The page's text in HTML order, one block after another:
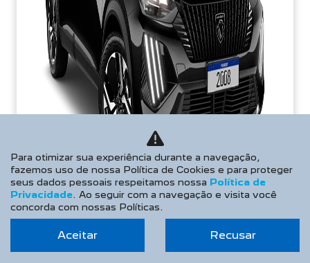
Para otimizar sua experiência durante a navegação,
fazemos uso de nossa Política de Cookies e para proteger
seus dados pessoais respeitamos nossa Política de
Privacidade. Ao seguir com a navegação e visita você
concorda com nossas Políticas.
Aceitar Recusar